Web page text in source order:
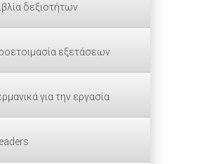
δεξιοτήτων
εξετάσεων
για την εργασία